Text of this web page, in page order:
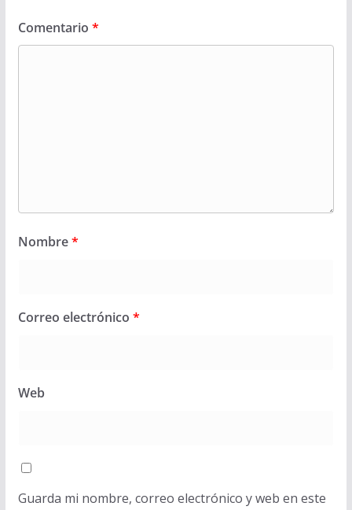
Comentario *
Nombre*
Correo electrónico *
Web
Guarda mi nombre, correo electrónico y web en este